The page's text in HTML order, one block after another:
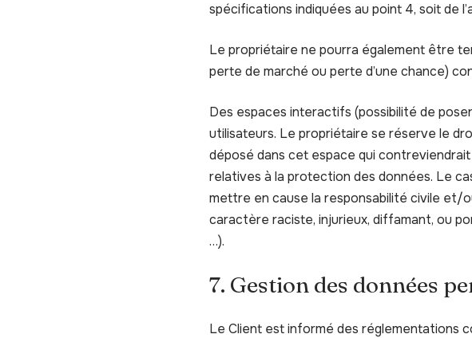
spécifications indiquées au point 4, soit de
Le propriétaire ne pourra également être
perte de marché ou perte d’une chance)
Des espaces interactifs (possibilité de
utilisateurs. Le propriétaire se réserve le
déposé dans cet espace qui
relatives à la protection des données. Le
mettre en cause la responsabilité civile et/
caractère raciste, injurieux, diffamant, ou
…).
7. Gestion des données
Le Client est informé des réglementations